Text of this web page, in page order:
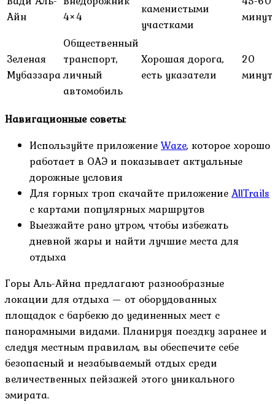
Айн
4×4
каменистыми
участками
минут
Зеленая
Мубаззара
Общественный
транспорт,
личный
автомобиль
Хорошая дорога,
есть указатели
20
минут
Навигационные советы:
Используйте приложениеWaze, которое хорошо
работает в ОАЭ и показывает актуальные
дорожные условия
Для горных троп скачайте приложениеAllTrails
с картами популярных маршрутов
Выезжайте рано утром, чтобы избежать
дневной жары и найти лучшие места для
отдыха
Горы Аль-Айна предлагают разнообразные
локации для отдыха — от оборудованных
площадок с барбекю до уединенных мест с
панорамными видами. Планируя поездку заранее и
следуя местным правилам, вы обеспечите себе
безопасный и незабываемый отдых среди
величественных пейзажей этого уникального
эмирата.